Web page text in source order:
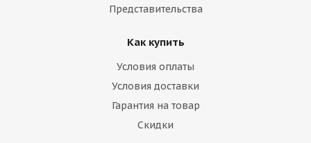
Представительства
Как купить
Условия оплаты
Условия доставки
Гарантия на товар
Скидки